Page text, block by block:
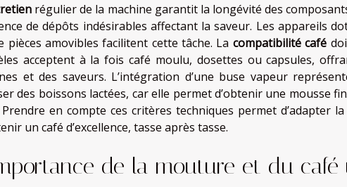
régulier de la machine garantit la longévité des
de dépôts indésirables affectant la saveur. Les appareils
pièces amovibles facilitent cette tâche. La compatibilité café
acceptent à la fois café moulu, dosettes ou capsules,
et des saveurs. L’intégration d’une buse vapeur
des boissons lactées, car elle permet d’obtenir une mousse
Prendre en compte ces critères techniques permet d’adapter
un café d’excellence, tasse après tasse.
de la mouture et du café